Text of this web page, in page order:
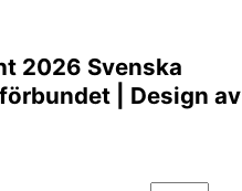
2026 Svenska
| Design av